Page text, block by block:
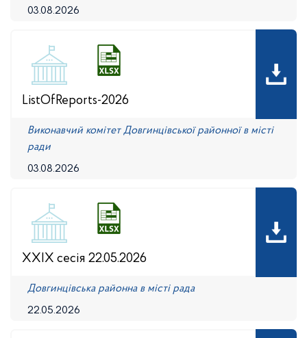
03.08.2026
ListOfReports-2026
03.08.2026
Виконавчий комітет Довгинцівської районної в місті
ради
XXIX сесія 22.05.2026
22.05.2026
Довгинцівська районна в місті рада